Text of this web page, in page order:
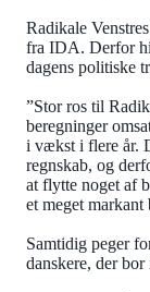
Radikale
fra IDA. Derfor
dagens politiske
”Stor ros til
beregninger
i vækst i flere år.
regnskab, og
at flytte noget af
et meget markant
Samtidig peger
danskere, der